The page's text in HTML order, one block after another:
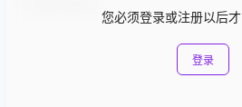
您必须登录或注册以后
登录